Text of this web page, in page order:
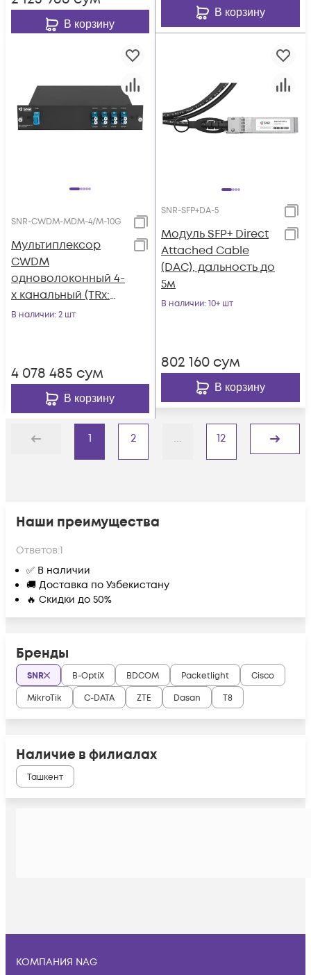
В корзину
В корзину
SNR-CWDM-MDM-4/M-10G
Мультиплексор
CWDM
одноволоконный 4-
х канальный (TRx:
1270, 1290, 1310, 1330,
В наличии: 2 шт
4 078 485 сум
В корзину
SNR-SFP+DA-5
Модуль SFP+ Direct
Attached Cable
(DAC), дальность до
5м
В наличии: 10+ шт
802 160 сум
В корзину
Назад
1 2 ... 12
Дальше
Наши преимущества
Ответов:1
✅ В наличии
🚚 Доставка по Узбекистану
🔥 Скидки до 50%
Бренды
SNR B-OptiX BDCOM Packetlight
Cisco
MikroTik
C-DATA ZTE Dasan Т8
Наличие в филиалах
Ташкент
КОМПАНИЯ NAG